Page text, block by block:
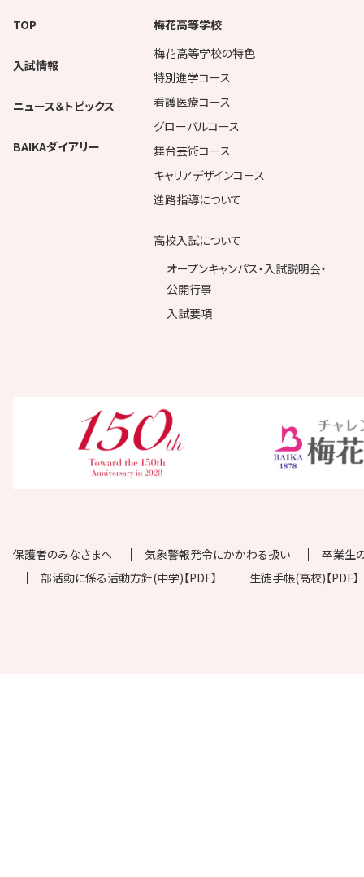
TOP
入試情報
ニュース＆トピックス
BAIKAダイアリー
梅花高等学校
梅花高等学校の特色
特別進学コース
看護医療コース
グローバルコース
舞台芸術コース
キャリアデザインコース
進路指導について
高校入試について
オープンキャンパス・入試説明会・
公開行事
入試要項
保護者のみなさまへ 気象警報発令にかかわる扱い
卒業生
部活動に係る活動方針(中学)【PDF】
生徒手帳(高校)【PDF】